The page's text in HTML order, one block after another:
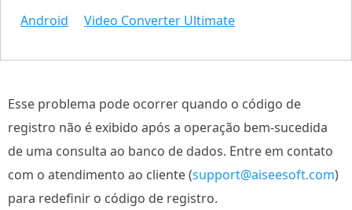
Android Video Converter Ultimate
Esse problema pode ocorrer quando o código de
registro não é exibido após a operação bem-sucedida
de uma consulta ao banco de dados. Entre em contato
com o atendimento ao cliente (support@aiseesoft.com)
para redefinir o código de registro.